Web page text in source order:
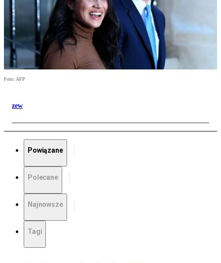
Foto: AFP
zew
Powiązane
Polecane
Najnowsze
Tagi